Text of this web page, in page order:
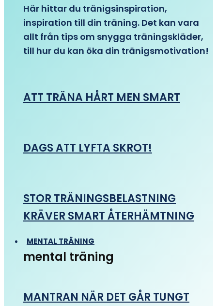
Här hittar du tränigsinspiration,
inspiration till din träning. Det kan vara
allt från tips om snygga träningskläder,
till hur du kan öka din tränigsmotivation!
ATT TRÄNA HÅRT MEN SMART
DAGS ATT LYFTA SKROT!
STOR TRÄNINGSBELASTNING
KRÄVER SMART ÅTERHÄMTNING
MENTAL TRÄNING
mental träning
MANTRAN NÄR DET GÅR TUNGT